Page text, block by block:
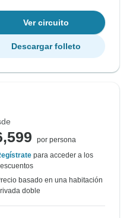
Ver circuito
Descargar folleto
por persona
para acceder a los
basado en una habitación
doble